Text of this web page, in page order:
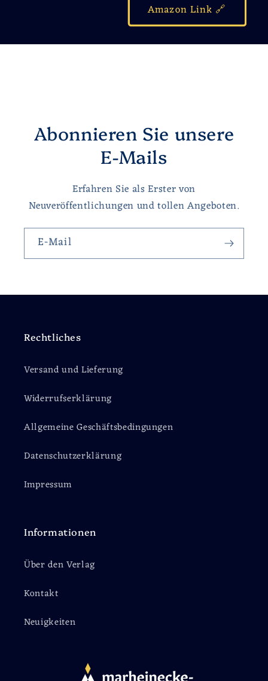
Amazon Link 🔗
Abonnieren Sie unsere
E-Mails
Erfahren Sie als Erster von
Neuveröffentlichungen und tollen Angeboten.
E-Mail
Rechtliches
Versand und Lieferung
Widerrufserklärung
Allgemeine Geschäftsbedingungen
Datenschutzerklärung
Impressum
Informationen
Über den Verlag
Kontakt
Neuigkeiten